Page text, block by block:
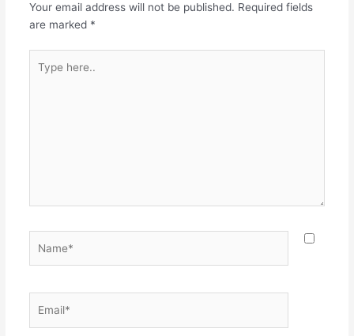
Your email address will not be published. Required fields
are marked *
here..